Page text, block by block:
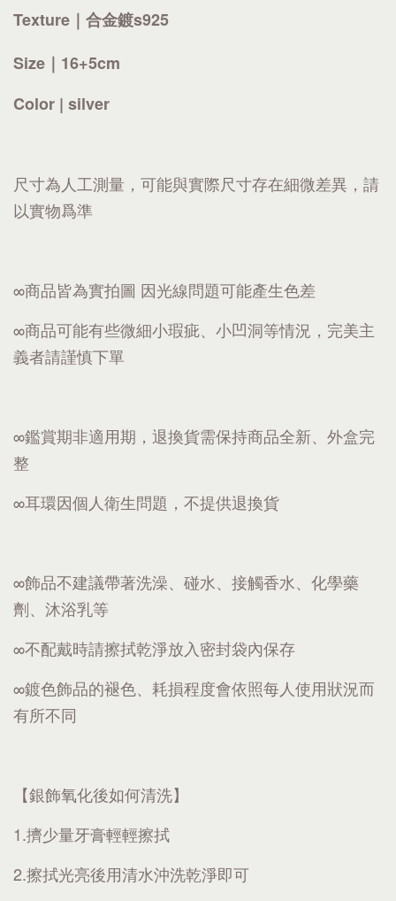
Texture｜合金鍍s925
Size｜16+5cm
Color | silver
尺寸為人工測量，可能與實際尺寸存在細微差異，請
以實物爲準
∞商品皆為實拍圖 因光線問題可能產生色差
∞商品可能有些微細小瑕疵、小凹洞等情況，完美主
義者請謹慎下單
∞鑑賞期非適用期，退換貨需保持商品全新、外盒完
整
∞耳環因個人衛生問題，不提供退換貨
∞飾品不建議帶著洗澡、碰水、接觸香水、化學藥
劑、沐浴乳等
∞不配戴時請擦拭乾淨放入密封袋內保存
∞鍍色飾品的褪色、耗損程度會依照每人使用狀況而
有所不同
【銀飾氧化後如何清洗】
1.擠少量牙膏輕輕擦拭
2.擦拭光亮後用清水沖洗乾淨即可